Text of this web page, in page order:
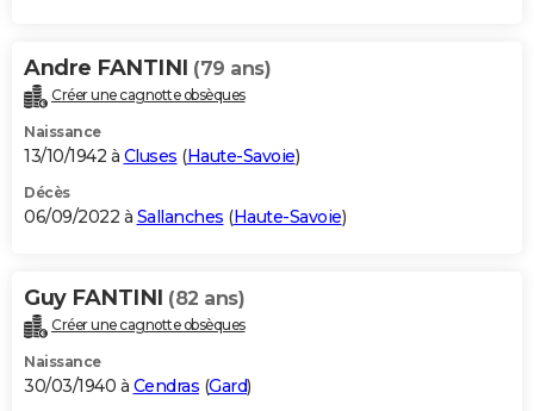
Andre FANTINI (79 ans)
Créer une cagnotte obsèques
Naissance
13/10/1942 à Cluses (Haute-Savoie)
Décès
06/09/2022 à Sallanches (Haute-Savoie)
Guy FANTINI (82 ans)
Créer une cagnotte obsèques
Naissance
30/03/1940 à Cendras (Gard)